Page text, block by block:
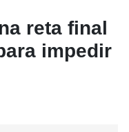
reta final
impedir